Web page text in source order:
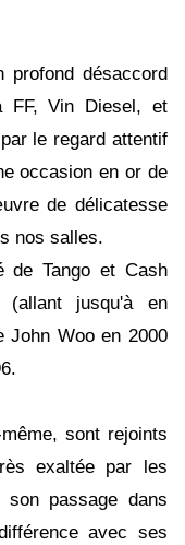
profond désaccord
FF, Vin Diesel, et
le regard attentif
occasion en or de
de délicatesse
nos salles.
de Tango et Cash
(allant jusqu'à en
John Woo en 2000
sont rejoints
exaltée par les
passage dans
avec ses